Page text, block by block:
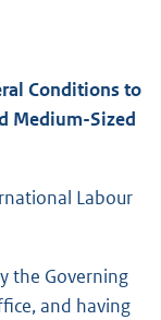
Conditions to
Medium-Sized
Labour
the Governing
and having